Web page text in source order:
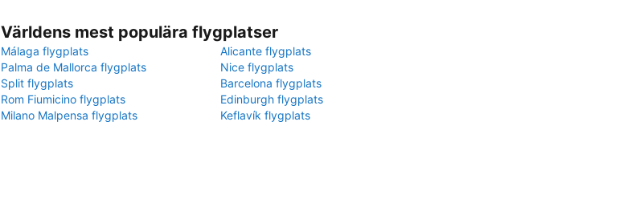
Världens mest populära flygplatser
Málaga flygplats
Alicante flygplats
Palma de Mallorca flygplats
Nice flygplats
Split flygplats
Barcelona flygplats
Rom Fiumicino flygplats
Edinburgh flygplats
Milano Malpensa flygplats
Keflavík flygplats